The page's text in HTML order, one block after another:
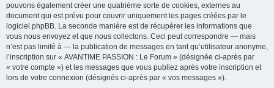
pouvons également créer une quatrième sorte de cookies, externes au
document qui est prévu pour couvrir uniquement les pages créées par le
logiciel phpBB. La seconde manière est de récupérer les informations que
vous nous envoyez et que nous collectons. Ceci peut correspondre — mais
n’est pas limité à — la publication de messages en tant qu’utilisateur anonyme,
l’inscription sur « AVANTIME PASSION : Le Forum » (désignée ci-après par
« votre compte ») et les messages que vous publiez après votre inscription et
lors de votre connexion (désignés ci-après par « vos messages »).